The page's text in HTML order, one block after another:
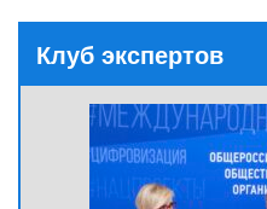
Клуб экспертов